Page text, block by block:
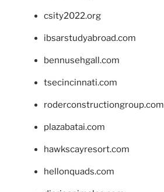
csity2022.org
ibsarstudyabroad.com
bennusehgall.com
tsecincinnati.com
roderconstructiongroup.com
plazabatai.com
hawkscayresort.com
hellonquads.com